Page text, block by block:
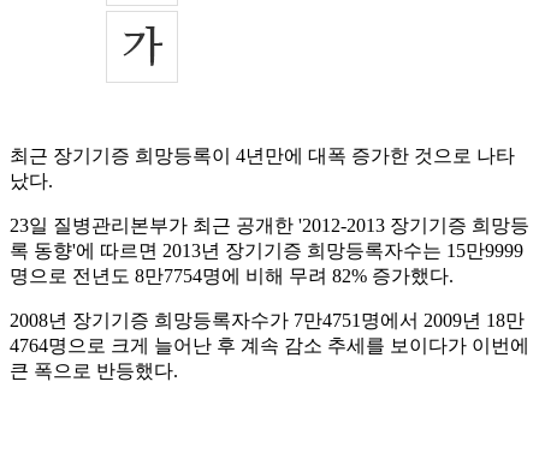
최근 장기기증 희망등록이 4년만에 대폭 증가한 것으로 나타
났다.
23일 질병관리본부가 최근 공개한 '2012-2013 장기기증 희망등
록 동향'에 따르면 2013년 장기기증 희망등록자수는 15만9999
명으로 전년도 8만7754명에 비해 무려 82% 증가했다.
2008년 장기기증 희망등록자수가 7만4751명에서 2009년 18만
4764명으로 크게 늘어난 후 계속 감소 추세를 보이다가 이번에
큰 폭으로 반등했다.